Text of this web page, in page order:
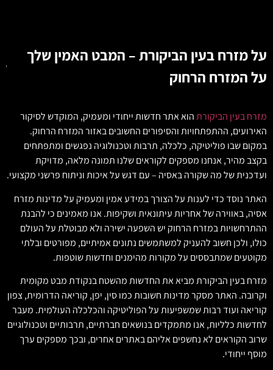
על מזרח בעין הביקורת – המבט האמין שלך
על המזרח הרחוק
מזרח בעין הביקורתהוא אתר חדשות ייחודי ומעמיק, המוקדש לסיקור
האירועים, ההתפתחויות והסיפורים החשובים באזור המזרח הרחוק.
במקום שבו פוליטיקה, כלכלה, תרבות וטכנולוגיה נפגשים ומתפתחים
בקצב מהיר, אנחנו מספקים לקוראים שלנו תמונה מלאה, מדויקת
ועדכנית של מה שקורה באסיה – עם דגש על איכות וניתוח פרשני מקצועי.
האתר נוסד כדי לענות על הצורך במידע אמין ומעמיק על מדינות מזרח
אסיה, באווירה של אחריות עיתונאית ושקיפות. אנו מאמינים כי להבנת
ההתרחשויות במזרח הרחוק יש השפעה ישירה ולא מבוטלת על העולם
כולו, ולכן חשוב להעניק למשתמשים נתונים אמיתיים, מפורטים ובלתי
מקוטעים שמתבססים על מקורות מהימנים וחדשות שוטפות.
מזרח בעין הביקורת מביא את החדשות מהשטח בנקודת מבט מקומית
וקרובה. האתר מסקר מדינות חשובות כמו סין, יפן, קוריאה הדרומית, צפון
קוריאה ועוד רבות שמשפיעות על הפוליטיקה והכלכלה העולמית. מעבר
לחדשות כלליות, אנו מתמקדים בנושאים חברתיים, תרבותיים וטכנולוגיים
שרוב הקוראים לא נחשפים אליהם באתרים אחרים, ובכך מספקים ערך
מוסף ייחודי.